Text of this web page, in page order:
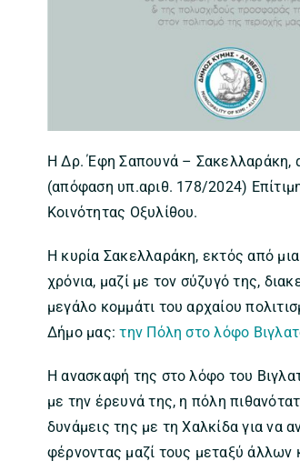
Η Δρ. Έφη Σαπουνά – Σακελλαράκη,
(απόφαση υπ.αριθ. 178/2024)
Κοινότητας Οξυλίθου.
Η κυρία Σακελλαράκη, εκτός από
χρόνια, μαζί με τον σύζυγό της,
μεγάλο κομμάτι του αρχαίου
Δήμο μας:την Πόλη στο λόφο
Η ανασκαφή της στο λόφο του
με την έρευνά της, η πόλη
δυνάμεις της με τη Χαλκίδα για να
φέρνοντας μαζί τους μεταξύ